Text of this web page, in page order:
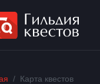
Карта квестов